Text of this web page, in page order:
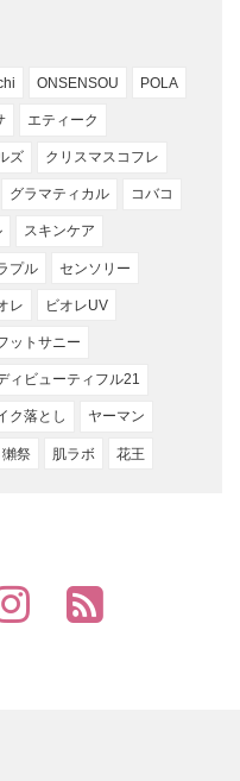
ONSENSOU POLA
エティーク
ズ クリスマスコフレ
グラマティカル コバコ
スキンケア
プル センソリー
レ ビオレUV
ットサニー
ィビューティフル21
ク落とし ヤーマン
獺祭 肌ラボ 花王